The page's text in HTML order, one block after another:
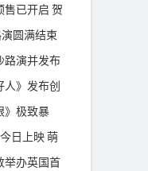
已开启 贺
圆满结束
路演并发布
人》发布创
》极致暴
日上映 萌
举办英国首